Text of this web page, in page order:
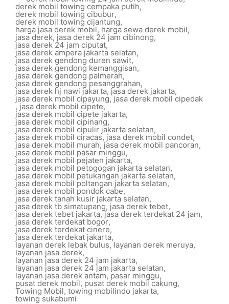
derek mobil towing cempaka putih,
derek mobil towing cibubur,
derek mobil towing cijantung,
harga jasa derek mobil, harga sewa derek mobil,
jasa derek, jasa derek 24 jam cibinong,
jasa derek 24 jam ciputat,
jasa derek ampera jakarta selatan,
jasa derek gendong duren sawit,
jasa derek gendong kemanggisan,
jasa derek gendong palmerah,
jasa derek gendong pesanggrahan,
jasa derek hj nawi jakarta, jasa derek jakarta,
jasa derek mobil cipayung, jasa derek mobil cipedak
, jasa derek mobil cipete,
jasa derek mobil cipete jakarta,
jasa derek mobil cipinang,
jasa derek mobil cipulir jakarta selatan,
jasa derek mobil ciracas, jasa derek mobil condet,
jasa derek mobil murah,jasa derek mobil pancoran,
jasa derek mobil pasar minggu,
jasa derek mobil pejaten jakarta,
jasa derek mobil petogogan jakarta selatan,
jasa derek mobil petukangan jakarta selatan,
jasa derek mobil poltangan jakarta selatan,
jasa derek mobil pondok cabe,
jasa derek tanah kusir jakarta selatan,
jasa derek tb simatupang, jasa derek tebet,
jasa derek tebet jakarta,jasa derek terdekat 24 jam,
jasa derek terdekat bogor,
jasa derek terdekat cinere,
jasa derek terdekat jakarta,
layanan derek lebak bulus,layanan derek meruya,
layanan jasa derek,
layanan jasa derek 24 jam jakarta,
layanan jasa derek 24 jam jakarta selatan,
layanan jasa derek antam, pasar minggu,
pusat derek mobil, pusat derek mobil cakung,
Towing Mobil, towing mobilindo jakarta,
towing sukabumi